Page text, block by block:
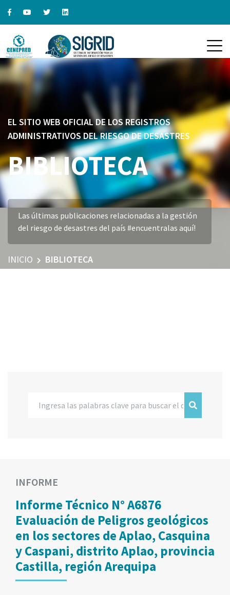
EL SITIO WEB OFICIAL DE LOS REGISTROS
ADMINISTRATIVOS DEL RIESGO DE DESASTRES
BIBLIOTECA
Las últimas publicaciones relacionadas a la gestión
del riesgo de desastres del país #encuentralas aquí!
INICIO BIBLIOTECA
INFORME
Informe Técnico N° A6876
Evaluación de Peligros geológicos
en los sectores de Aplao, Casquina
y Caspani, distrito Aplao, provincia
Castilla, región Arequipa